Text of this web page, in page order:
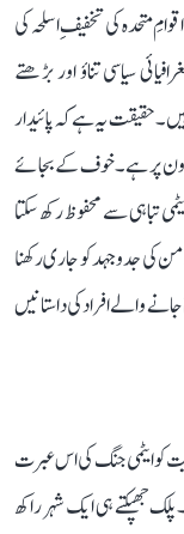
متحدہ کی تخفیفِ اسلحہ کی
سیاسی تناؤ اور بڑھتے
حقیقت یہ ہے کہ پائیدار
تعاون پر ہے۔ خوف کے بجائے
تباہی سے محفوظ رکھ سکتا
کی جدوجہد کو جاری رکھنا
والے افراد کی داستانیں
کو ایٹمی جنگ کی اس عبرت
جھپکتے ہی ایک شہر راکھ